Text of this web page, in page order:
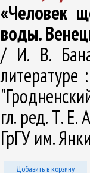
«Человек
воды.
/ И. В.
гл. ред. Т.
ГрГУ им.
Добавить в корзину